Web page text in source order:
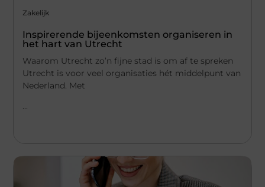
Zakelijk
Inspirerende bijeenkomsten organiseren in
het hart van Utrecht
Waarom Utrecht zo’n fijne stad is om af te spreken
Utrecht is voor veel organisaties hét middelpunt van
Nederland. Met
...